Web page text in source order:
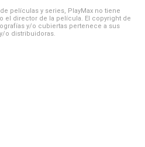
películas y series, PlayMax no tiene
el director de la película. El copyright de
y/o cubiertas pertenece a sus
o distribuidoras.